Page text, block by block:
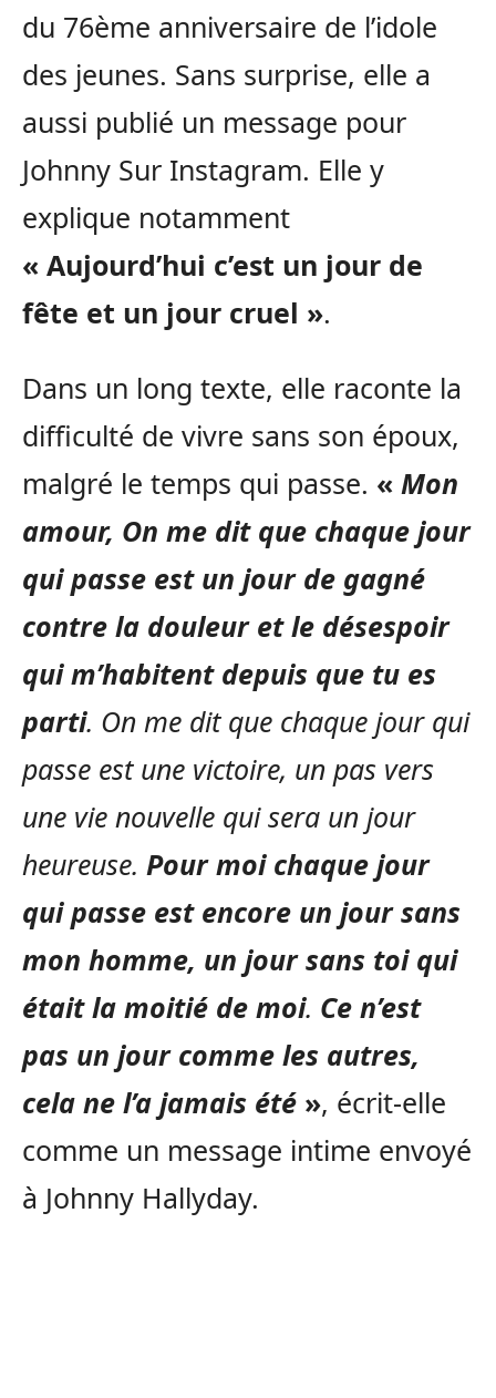
du 76ème anniversaire de l’idole
des jeunes. Sans surprise, elle a
aussi publié un message pour
Johnny Sur Instagram. Elle y
explique notamment
« Aujourd’hui c’est un jour de
fête et un jour cruel ».
Dans un long texte, elle raconte la
difficulté de vivre sans son époux,
malgré le temps qui passe. « Mon
amour, On me dit que chaque jour
qui passe est un jour de gagné
contre la douleur et le désespoir
qui m’habitent depuis que tu es
parti. On me dit que chaque jour qui
passe est une victoire, un pas vers
une vie nouvelle qui sera un jour
heureuse. Pour moi chaque jour
qui passe est encore un jour sans
mon homme, un jour sans toi qui
était la moitié de moi. Ce n’est
pas un jour comme les autres,
cela ne l’a jamais été », écrit-elle
comme un message intime envoyé
à Johnny Hallyday.